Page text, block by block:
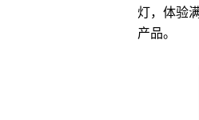
灯，体验
产品。